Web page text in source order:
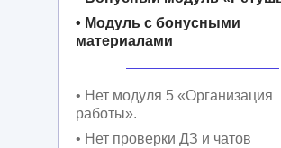
• Модуль с бонусными
материалами
• Нет проверки ДЗ и чатов
• Нет модуля 5 «Организация
работы».